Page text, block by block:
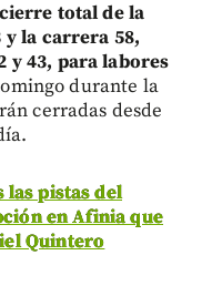
cierre total de la
y la carrera 58,
y 43, para labores
durante la
cerradas desde
las pistas del
en Afinia que
Quintero